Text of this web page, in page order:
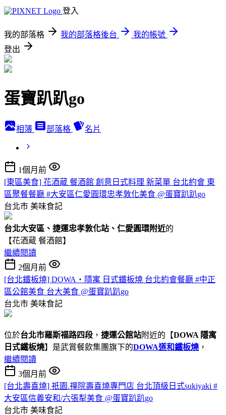
登入
我的部落格 我的部落格後台
我的帳號
登出
蛋寶趴趴go
相簿 部落格 名片
1個月前
[東區美食] 花酒蔵 餐酒館 創意日式料理 新菜單 台北約會 東
區聚餐餐廳 #大安區仁愛圓環忠孝敦化美食 @蛋寶趴趴go
台北市 美味食記
台北大安區、捷運忠孝敦化站、仁愛圓環附近的
【花酒蔵 餐酒館】
繼續閱讀
2個月前
[台北鐵板燒] DOWA・隱寓 日式鐵板燒 台北約會餐廳 #中正
區公館美食 台大美食 @蛋寶趴趴go
台北市 美味食記
位於台北市羅斯福路四段 ， 捷運公館站附近的【DOWA 隱寓
日式鐵板燒】是武賞餐飲集團旗下的DOWA道和鐵板燒 ，
繼續閱讀
3個月前
[台北壽喜燒] 祇園.禪院壽喜燒專門店 台北頂級日式sukiyaki #
大安區信義安和/六張犁美食 @蛋寶趴趴go
台北市 美味食記